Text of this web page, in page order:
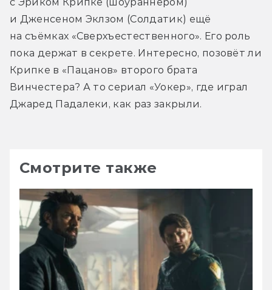
с Эриком Крипке (шоураннером)
и Дженсеном Эклзом (Солдатик) ещё
на съёмках «Сверхъестественного». Его роль
пока держат в секрете. Интересно, позовёт ли
Крипке в «Пацанов» второго брата
Винчестера? А то сериал «Уокер», где играл
Джаред Падалеки, как раз закрыли.
Смотрите также